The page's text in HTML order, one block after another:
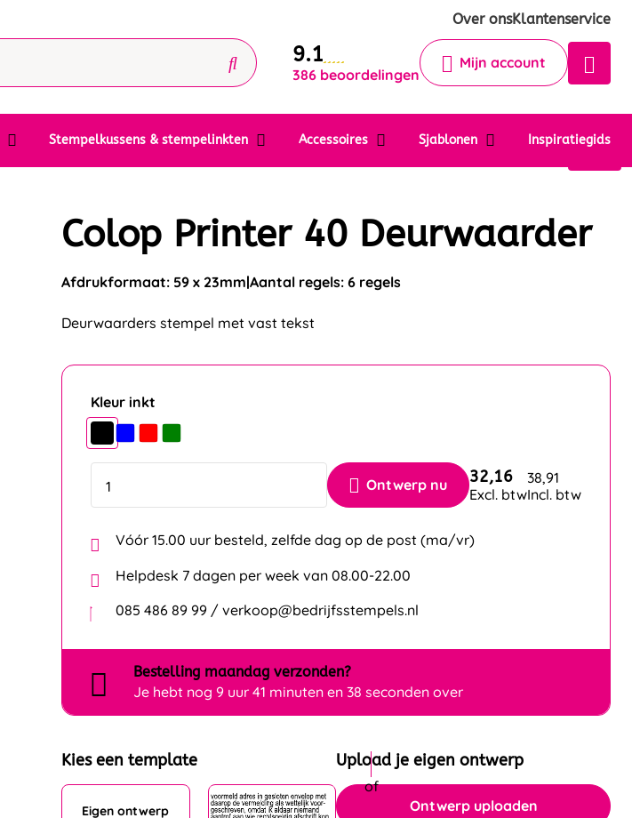
Over onsKlantenservice
9.1
386 beoordelingen
Mijn account
Stempelkussens & stempelinkten Accessoires Sjablonen Inspiratiegids
Krijg een antwoord op uw vraag
Chat 24/7 met onze chatbot voor
Contact
Colop Printer 40 Deurwaarder
Afdrukformaat: 59 x 23mm Aantal regels: 6 regels
Deurwaarders stempel met vast tekst
Kleur inkt
Ontwerp nu 32,16
Excl. btw
38,91
Incl. btw
Vóór 15.00 uur besteld, zelfde dag op de post (ma/vr)
Helpdesk 7 dagen per week van 08.00-22.00
085 486 89 99 / verkoop@bedrijfsstempels.nl
Bestelling maandag verzonden?
Je hebt nog 9 uur 41 minuten en 38 seconden over
Kies een template
Eigen ontwerp
Upload je eigen ontwerp
Ontwerp uploaden